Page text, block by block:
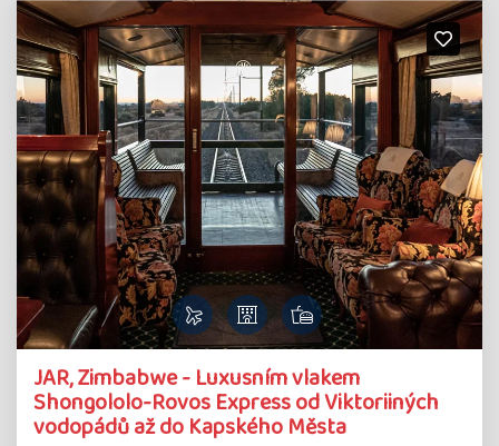
JAR, Zimbabwe - Luxusním vlakem
Shongololo-Rovos Express od Viktoriiných
vodopádů až do Kapského Města